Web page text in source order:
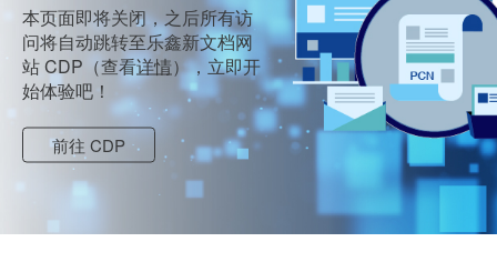
本页面即将关闭，之后所有访
问将自动跳转至乐鑫新文档网
站 CDP（查看详情），立即开
始体验吧！
前往 CDP